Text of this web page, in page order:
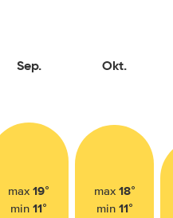
Sep.
max19°
min11°
Okt.
max 18°
min 11°